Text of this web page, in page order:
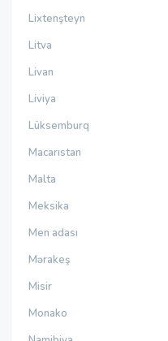
Lixtenşteyn
Litva
Livan
Liviya
Lüksemburq
Macarıstan
Malta
Meksika
Men adası
Mərakeş
Misir
Monako